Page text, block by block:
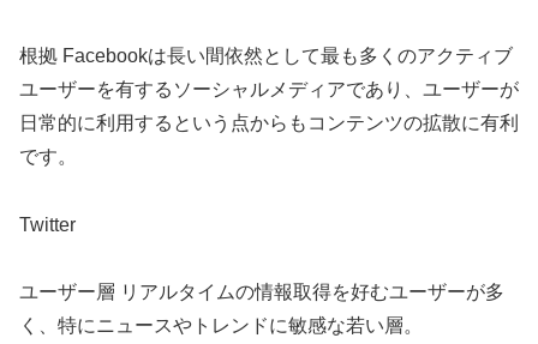
根拠 Facebookは長い間依然として最も多くのアクティブ
ユーザーを有するソーシャルメディアであり、ユーザーが
日常的に利用するという点からもコンテンツの拡散に有利
です。
Twitter
ユーザー層 リアルタイムの情報取得を好むユーザーが多
く、特にニュースやトレンドに敏感な若い層。